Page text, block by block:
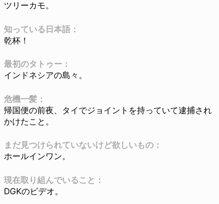
ツリーカモ。
知っている日本語：
乾杯！
最初のタトゥー：
インドネシアの島々。
危機一髪：
帰国便の前夜、タイでジョイントを持っていて逮捕され
かけたこと。
まだ見つけられていないけど欲しいもの：
ホールインワン。
現在取り組んでいること：
DGKのビデオ。